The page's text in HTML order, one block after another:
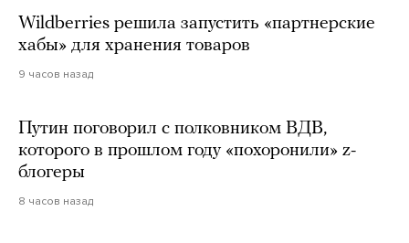
Wildberries решила запустить «партнерские
хабы» для хранения товаров
9 часов назад
Путин поговорил с полковником ВДВ,
которого в прошлом году «похоронили» z-
блогеры
8 часов назад